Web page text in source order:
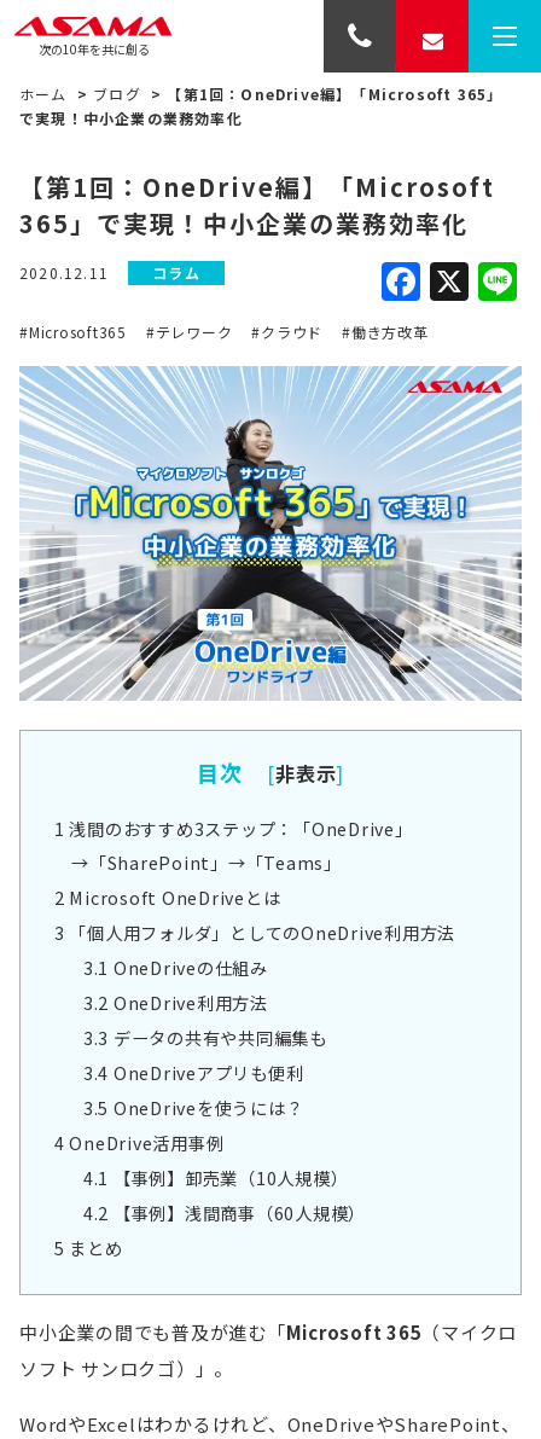
次の10年を共に創る
ホーム > ブログ >
【第1回：OneDrive編】「Microsoft 365」
で実現！中小企業の業務効率化
【第1回：OneDrive編】「Microsoft
365」で実現！中小企業の業務効率化
2020.12.11 コラム X
#Microsoft365 #テレワーク #クラウド #働き方改革
目次 [非表示]
1 浅間のおすすめ3ステップ：「OneDrive」
→「SharePoint」→「Teams」
2 Microsoft OneDriveとは
3 「個人用フォルダ」としてのOneDrive利用方法
3.1 OneDriveの仕組み
3.2 OneDrive利用方法
3.3 データの共有や共同編集も
3.4 OneDriveアプリも便利
3.5 OneDriveを使うには？
4OneDrive活用事例
4.1
【事例】卸売業（10人規模）
4.2 【事例】浅間商事（60人規模）
5 まとめ
中小企業の間でも普及が進む「Microsoft 365 （マイクロ
ソフト サンロクゴ）」。
WordやExcelはわかるけれど、OneDriveやSharePoint、